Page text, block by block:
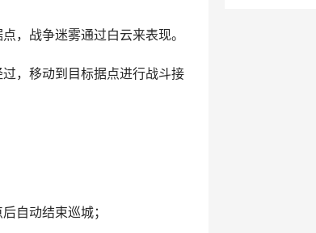
，战争迷雾通过白云来表现。
，移动到目标据点进行战斗接
自动结束巡城；